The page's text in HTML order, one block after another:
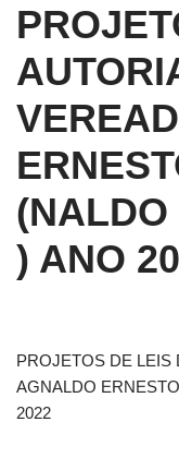
(NALDO
) ANO
PROJETOS DE LEIS
AGNALDO
2022